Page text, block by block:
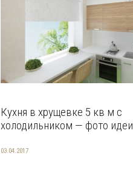
Кухня в хрущевке 5 кв м с
холодильником — фото идеи
03.04.2017